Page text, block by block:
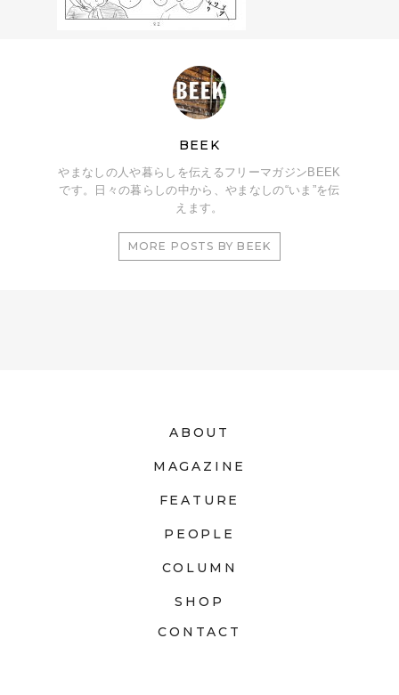
BEEK
やまなしの人や暮らしを伝えるフリーマガジンBEEK
です。日々の暮らしの中から、やまなしの“いま”を伝
えます。
MORE POSTS BY BEEK
ABOUT
MAGAZINE
FEATURE
PEOPLE
COLUMN
SHOP
CONTACT